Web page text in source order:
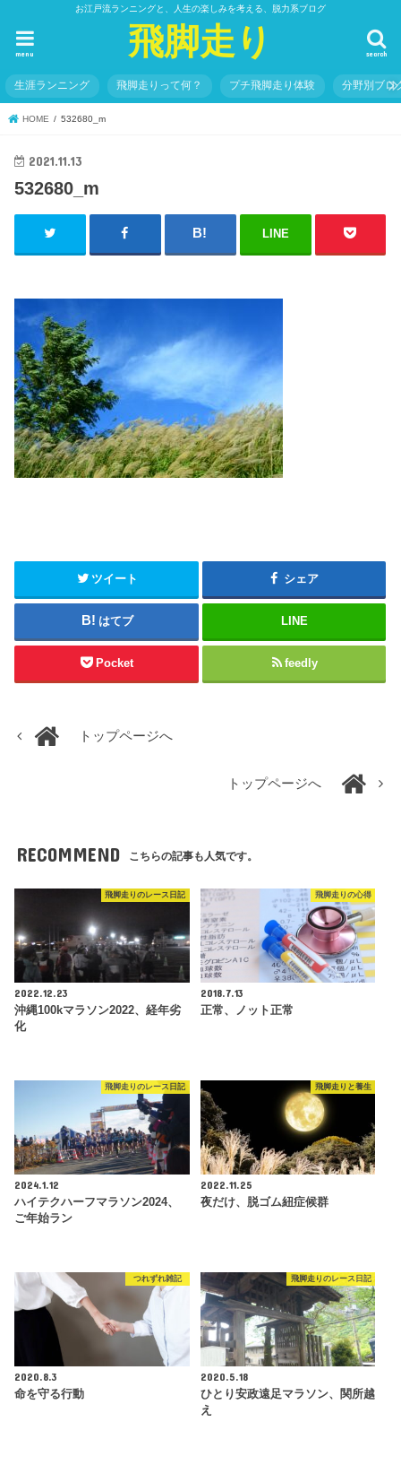
お江戸流ランニングと、人生の楽しみを考える、脱力系ブログ
飛脚走り search
menu
生涯ランニング 飛脚走りって何？ プチ飛脚走り体験 分野別ブロ
HOME 532680_m
2021.11.13
532680_m
LINE
ツイート シェア
はてブ LINE
Pocket feedly
トップページへ
トップページへ
RECOMMEND こちらの記事も人気です。
飛脚走りのレース日記
2022.12.23
沖縄100kマラソン2022、経年劣
化
飛脚走りの心得
2018.7.13
正常、ノット正常
飛脚走りのレース日記
2024.1.12
ハイテクハーフマラソン2024、
ご年始ラン
飛脚走りと養生
2022.11.25
夜だけ、脱ゴム紐症候群
つれずれ雑記
2020.8.3
命を守る行動
飛脚走りのレース日記
2020.5.18
ひとり安政遠足マラソン、関所越
え